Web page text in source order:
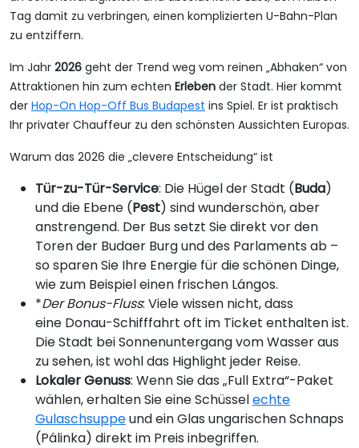
Tag damit zu verbringen, einen komplizierten U-Bahn-Plan
zu entziffern.
Im Jahr 2026 geht der Trend weg vom reinen „Abhaken“ von
Attraktionen hin zum echten Erleben der Stadt. Hier kommt
der Hop-On Hop-Off Bus Budapest ins Spiel. Er ist praktisch
Ihr privater Chauffeur zu den schönsten Aussichten Europas.
Warum das 2026 die „clevere Entscheidung“ ist
Tür-zu-Tür-Service: Die Hügel der Stadt (Buda)
und die Ebene (Pest) sind wunderschön, aber
anstrengend. Der Bus setzt Sie direkt vor den
Toren der Budaer Burg und des Parlaments ab –
so sparen Sie Ihre Energie für die schönen Dinge,
wie zum Beispiel einen frischen Lángos.
*Der Bonus-Fluss: Viele wissen nicht, dass
eine Donau-Schifffahrt oft im Ticket enthalten ist.
Die Stadt bei Sonnenuntergang vom Wasser aus
zu sehen, ist wohl das Highlight jeder Reise.
Lokaler Genuss: Wenn Sie das „Full Extra“-Paket
wählen, erhalten Sie eine Schüsselechte
Gulaschsuppeund ein Glas ungarischen Schnaps
(Pálinka) direkt im Preis inbegriffen.